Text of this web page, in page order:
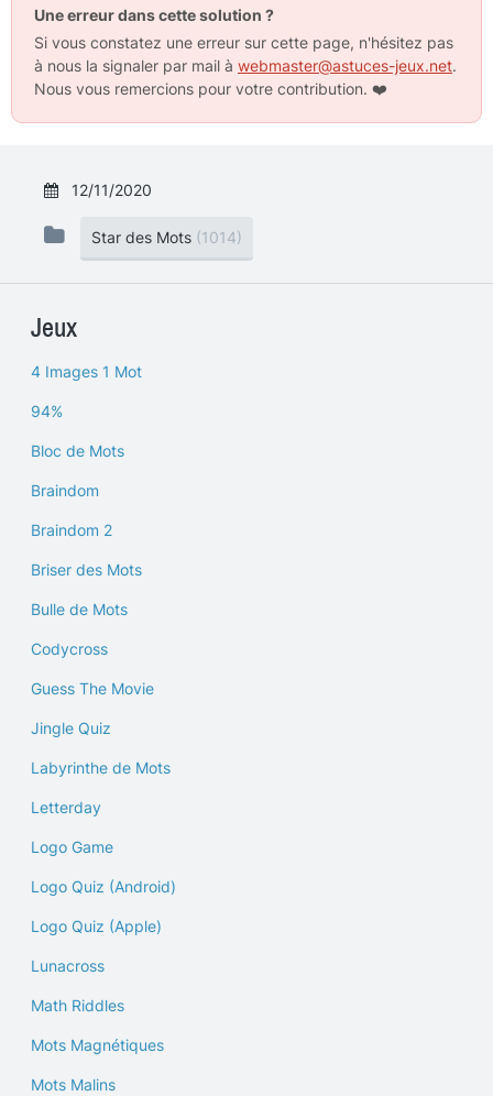
Une erreur dans cette solution ?
Si vous constatez une erreur sur cette page, n'hésitez pas
à nous la signaler par mail à webmaster@astuces-jeux.net.
Nous vous remercions pour votre contribution. ❤️
12/11/2020
Star des Mots (1014)
Jeux
4 Images 1 Mot
94%
Bloc de Mots
Braindom
Braindom 2
Briser des Mots
Bulle de Mots
Codycross
Guess The Movie
Jingle Quiz
Labyrinthe de Mots
Letterday
Logo Game
Logo Quiz (Android)
Logo Quiz (Apple)
Lunacross
Math Riddles
Mots Magnétiques
Mots Malins